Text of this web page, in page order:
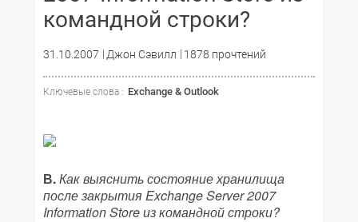
командной строки?
31.10.2007 Джон Сэвилл 1878 прочтений
Ключевые слова : Exchange & Outlook
В.Как выяснить состояние хранилища
после закрытия Exchange Server 2007
Information Store из командной строки?